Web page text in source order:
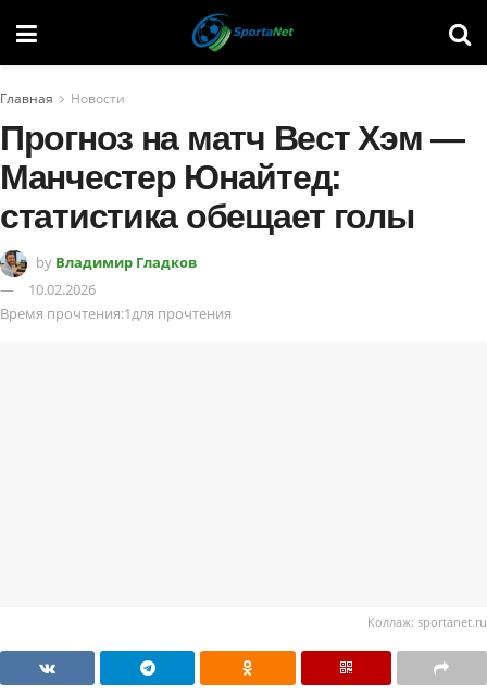
Главная Новости
Прогноз на матч Вест Хэм —
Манчестер Юнайтед:
статистика обещает голы
by Владимир Гладков
10.02.2026
Время прочтения:1для прочтения
Коллаж: sportanet.ru